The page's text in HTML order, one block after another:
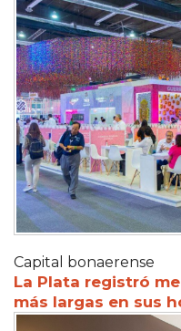
Capital bonaerense
La Plata registró
más largas en sus